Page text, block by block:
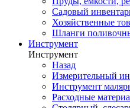
Садовый
Хозяйственные
Шланги
Инструмент
Инструмент
Назад
Измерительный
Инструмент
Расходные